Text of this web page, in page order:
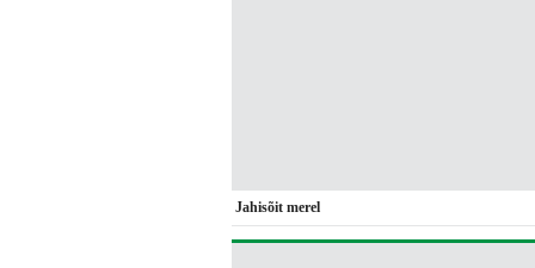
Jahisõit merel